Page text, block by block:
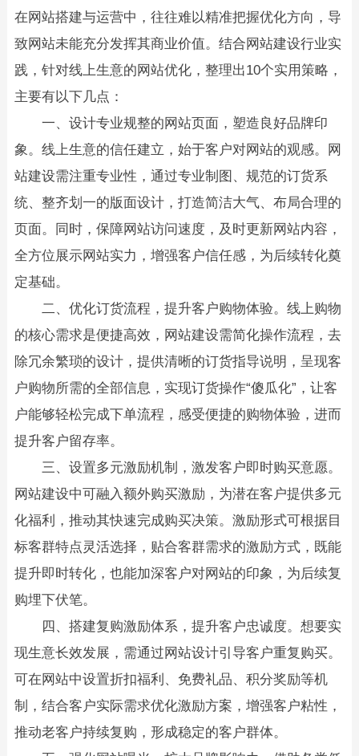
在网站搭建与运营中，往往难以精准把握优化方向，导
致网站未能充分发挥其商业价值。结合网站建设行业实
践，针对线上生意的网站优化，整理出10个实用策略，
主要有以下几点：​
一、设计专业规整的网站页面，塑造良好品牌印
象。线上生意的信任建立，始于客户对网站的观感。网
站建设需注重专业性，通过专业制图、规范的订货系
统、整齐划一的版面设计，打造简洁大气、布局合理的
页面。同时，保障网站访问速度，及时更新网站内容，
全方位展示网站实力，增强客户信任感，为后续转化奠
定基础。​
二、优化订货流程，提升客户购物体验。线上购物
的核心需求是便捷高效，网站建设需简化操作流程，去
除冗余繁琐的设计，提供清晰的订货指导说明，呈现客
户购物所需的全部信息，实现订货操作“傻瓜化”，让客
户能够轻松完成下单流程，感受便捷的购物体验，进而
提升客户留存率。​
三、设置多元激励机制，激发客户即时购买意愿。
网站建设中可融入额外购买激励，为潜在客户提供多元
化福利，推动其快速完成购买决策。激励形式可根据目
标客群特点灵活选择，贴合客群需求的激励方式，既能
提升即时转化，也能加深客户对网站的印象，为后续复
购埋下伏笔。​
四、搭建复购激励体系，提升客户忠诚度。想要实
现生意长效发展，需通过网站设计引导客户重复购买。
可在网站中设置折扣福利、免费礼品、积分奖励等机
制，结合客户实际需求优化激励方案，增强客户粘性，
推动老客户持续复购，形成稳定的客户群体。​